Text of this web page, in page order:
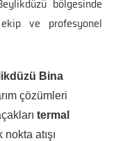
bölgesinde
ve profesyonel
Bina
çözümleri
termal
atışı